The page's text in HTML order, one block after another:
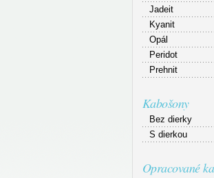
Jadeit
Kyanit
Opál
Peridot
Prehnit
Kabošony
Bez dierky
S dierkou
Opracované